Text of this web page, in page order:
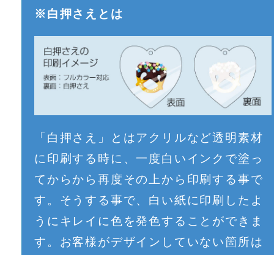
※白押さえとは
「白押さえ」とはアクリルなど透明素材
に印刷する時に、一度白いインクで塗っ
てからから再度その上から印刷する事で
す。そうする事で、白い紙に印刷したよ
うにキレイに色を発色することができま
す。お客様がデザインしていない箇所は